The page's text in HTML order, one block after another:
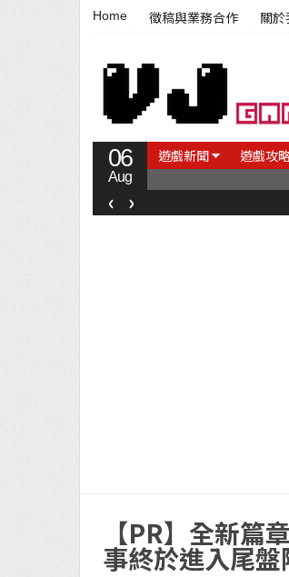
Home 徵稿與業務合作 關於
06
Aug
遊戲新聞 遊戲攻
【遊戲評測】台灣國產音
‹ ›
【PR】全新篇
事終於進入尾盤